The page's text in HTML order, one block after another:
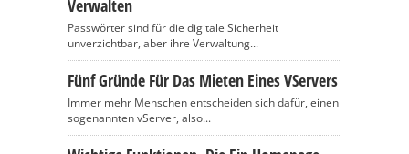
Verwalten
Passwörter sind für die digitale Sicherheit
unverzichtbar, aber ihre Verwaltung...
Fünf Gründe Für Das Mieten Eines VServers
Immer mehr Menschen entscheiden sich dafür, einen
sogenannten vServer, also...